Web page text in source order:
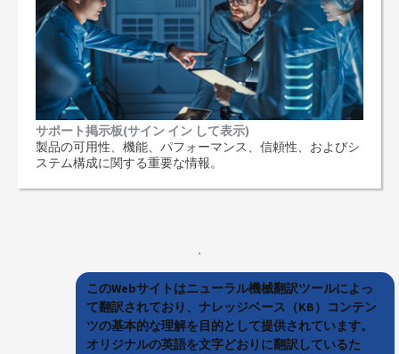
サポート掲示板(サイン イン して表示)
製品の可用性、機能、パフォーマンス、信頼性、およびシ
ステム構成に関する重要な情報。
このWebサイトはニューラル機械翻訳ツールによっ
て翻訳されており、ナレッジベース（KB）コンテン
ツの基本的な理解を目的として提供されています。
オリジナルの英語を文字どおりに翻訳しているた